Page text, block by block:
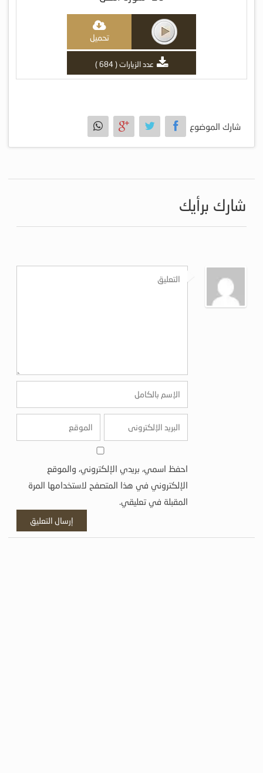
تحميل
عدد الزيارات ( 684 )
شارك الموضوع
شارك برأيك
احفظ اسمي، بريدي الإلكتروني، والموقع
الإلكتروني في هذا المتصفح لاستخدامها المرة
المقبلة في تعليقي.